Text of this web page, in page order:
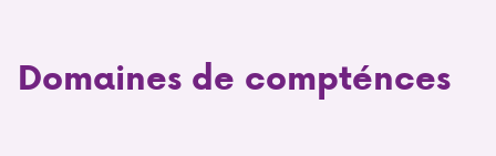
Domaines de compténces